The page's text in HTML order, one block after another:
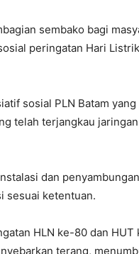
sembako bagi
peringatan Hari
sosial PLN Batam yang
telah terjangkau
dan
sesuai ketentuan.
HLN ke-80 dan HUT
terang,